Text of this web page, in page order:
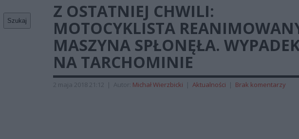
Szukaj
Z OSTATNIEJ CHWILI:
MOTOCYKLISTA
MASZYNA SPŁONĘŁA.
NA TARCHOMINIE
2 maja 2018 21:12 | Autor: Michał Wierzbicki | Aktualności | Brak komentarzy